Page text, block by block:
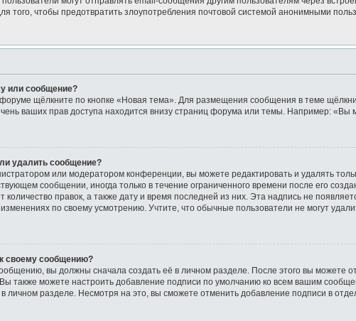
того, чтобы предотвратить злоупотребления почтовой системой анонимными
или сообщение?
щёлкните по кнопке «Новая тема». Для размещения сообщения в теме
ваших прав доступа находится внизу страниц форума или темы. Например:
удалить сообщение?
или модератором конференции, вы можете редактировать и удалять
сообщении, иногда только в течение ограниченного времени после его
количество правок, а также дату и время последней из них. Эта надпись не
по своему усмотрению. Учтите, что обычные пользователи не могут
своему сообщению?
вы должны сначала создать её в личном разделе. После этого вы можете
также можете настроить добавление подписи по умолчанию ко всем вашим
личном разделе. Несмотря на это, вы сможете отменить добавление подписи в